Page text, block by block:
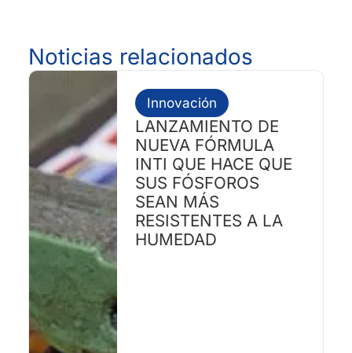
Noticias relacionados
Innovación
LANZAMIENTO DE
NUEVA FÓRMULA
INTI QUE HACE QUE
SUS FÓSFOROS
SEAN MÁS
RESISTENTES A LA
HUMEDAD